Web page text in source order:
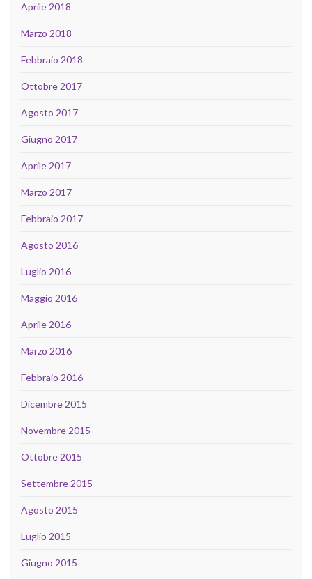
Aprile 2018
Marzo 2018
Febbraio 2018
Ottobre 2017
Agosto 2017
Giugno 2017
Aprile 2017
Marzo 2017
Febbraio 2017
Agosto 2016
Luglio 2016
Maggio 2016
Aprile 2016
Marzo 2016
Febbraio 2016
Dicembre 2015
Novembre 2015
Ottobre 2015
Settembre 2015
Agosto 2015
Luglio 2015
Giugno 2015